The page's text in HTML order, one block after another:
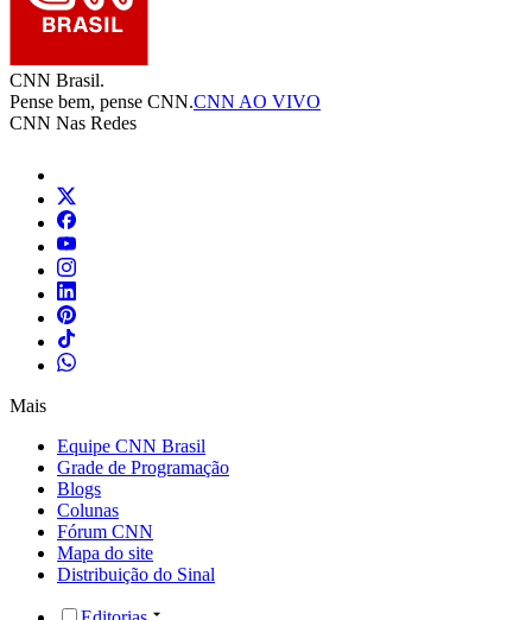
CNN Brasil.
Pense bem, pense CNN.CNN AO VIVO
CNN Nas Redes
Mais
Equipe CNN Brasil
Grade de Programação
Blogs
Colunas
Fórum CNN
Mapa do site
Distribuição do Sinal